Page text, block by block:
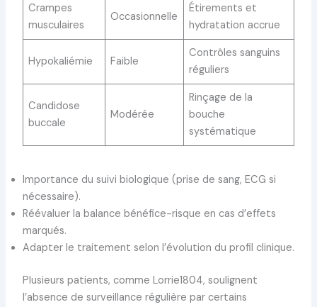
Crampes
musculaires
Occasionnelle
Étirements et
hydratation accrue
Hypokaliémie Faible
Contrôles sanguins
réguliers
Candidose
buccale
Modérée
Rinçage de la
bouche
systématique
Importance du suivi biologique (prise de sang, ECG si
nécessaire).
Réévaluer la balance bénéfice-risque en cas d’effets
marqués.
Adapter le traitement selon l’évolution du profil clinique.
Plusieurs patients, comme Lorrie1804, soulignent
l’absence de surveillance régulière par certains